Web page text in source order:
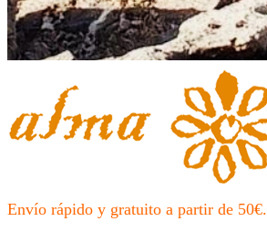
Envío rápido y gratuito a partir de 50€.